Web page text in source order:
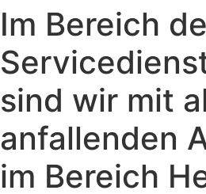
Im Bereich
sind wir mit
anfallenden
im Bereich